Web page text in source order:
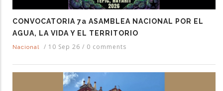
CONVOCATORIA 7a ASAMBLEA NACIONAL POR EL
AGUA, LA VIDA Y EL TERRITORIO
Nacional / 10 Sep 26 / 0 comments